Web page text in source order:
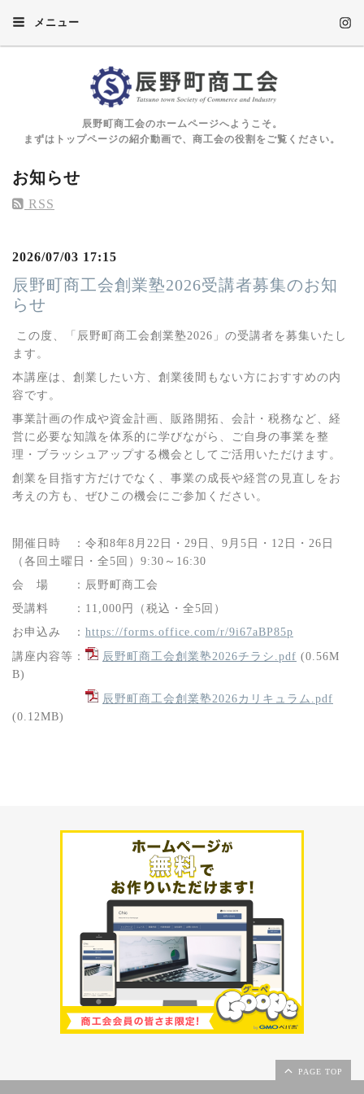
メニュー
辰野町商工会のホームページへようこそ。
まずはトップページの紹介動画で、商工会の役割をご覧ください。
お知らせ
RSS
2026/07/03 17:15
辰野町商工会創業塾2026受講者募集のお知
らせ
この度、「辰野町商工会創業塾2026」の受講者を募集いたし
ます。
本講座は、創業したい方、創業後間もない方におすすめの内
容です。
事業計画の作成や資金計画、販路開拓、会計・税務など、経
営に必要な知識を体系的に学びながら、ご自身の事業を整
理・ブラッシュアップする機会としてご活用いただけます。
創業を目指す方だけでなく、事業の成長や経営の見直しをお
考えの方も、ぜひこの機会にご参加ください。
開催日時 ：令和8年8月22日・29日、9月5日・12日・26日
（各回土曜日・全5回）9:30～16:30
会 場 ：辰野町商工会
受講料 ：11,000円（税込・全5回）
お申込み ： https://forms.office.com/r/9i67aBP85p
講座内容等：
辰野町商工会創業塾2026チラシ.pdf (0.56M
B)
辰野町商工会創業塾2026カリキュラム.pdf
(0.12MB)
PAGE TOP